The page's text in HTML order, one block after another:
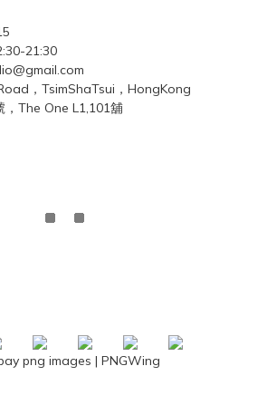
21:30
，TsimShaTsui，HongKong
，The One L1,101舖